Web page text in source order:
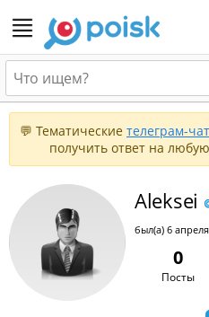
💬 Тематические телеграм-
получить ответ на
Aleksei
был(а) 6
0
Посты